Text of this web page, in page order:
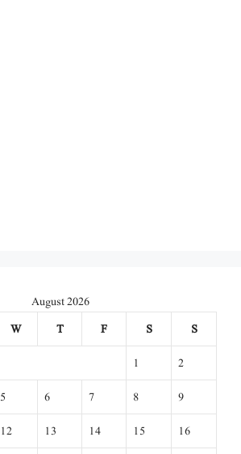
August 2026
W T F S
S
1
2
5 6 7 8
9
12 13 14 15
16